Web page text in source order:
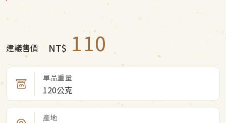
建議售價 NT$ 110
單品重量
120公克
產地